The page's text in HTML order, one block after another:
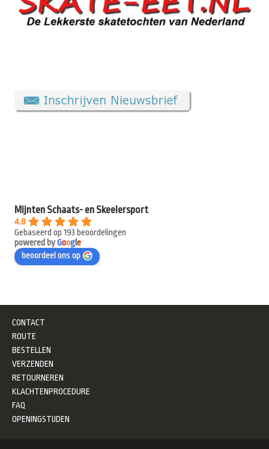
Mijnten Schaats- en Skeelersport
4.8
Gebaseerd op 193 beoordelingen
powered byGooge
beoordeel ons op
CONTACT
ROUTE
BESTELLEN
VERZENDEN
RETOURNEREN
KLACHTENPROCEDURE
FAQ
OPENINGSTIJDEN